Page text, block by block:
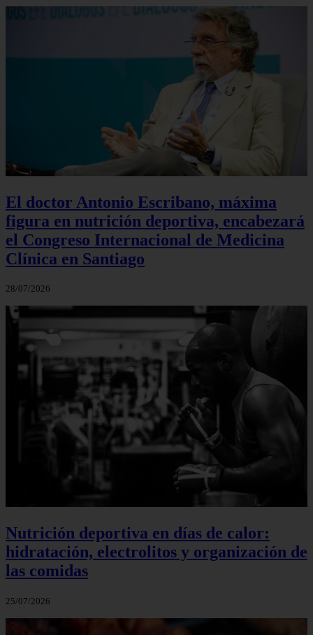
El doctor Antonio Escribano, máxima
figura en nutrición deportiva, encabezará
el Congreso Internacional de Medicina
Clínica en Santiago
28/07/2026
Nutrición deportiva en días de calor:
hidratación, electrolitos y organización de
las comidas
25/07/2026